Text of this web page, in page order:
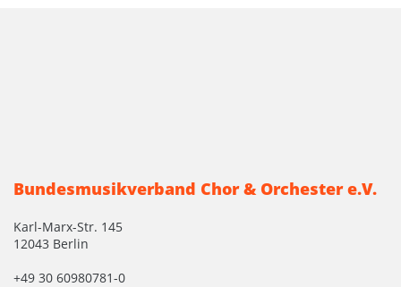
Bundesmusikverband Chor & Orchester e.V.
Karl-Marx-Str. 145
12043 Berlin
+49 30 60980781-0